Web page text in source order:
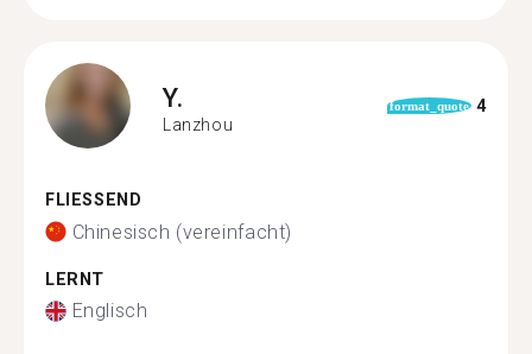
Y.
Lanzhou
format_quote 4
FLIESSEND
Chinesisch (vereinfacht)
LERNT
Englisch